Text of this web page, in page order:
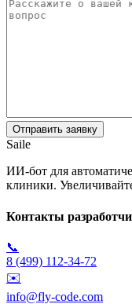
Saile
ИИ-бот для
клиники.
Контакты
📞
8 (499) 112-34-72
✉️
info@fly-code.com